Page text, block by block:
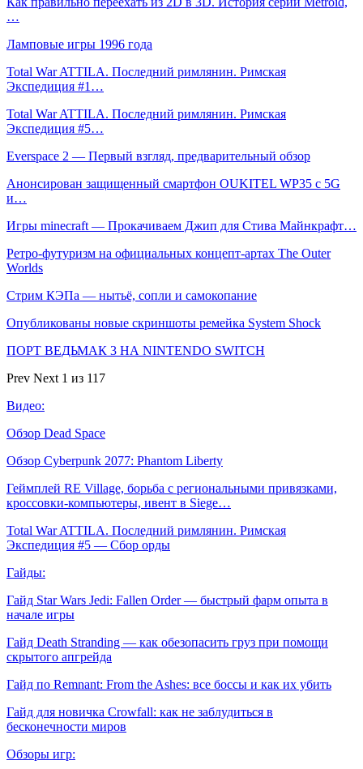
…
Ламповые игры 1996 года
Total War ATTILA. Последний римлянин. Римская
Экспедиция #1…
Total War ATTILA. Последний римлянин. Римская
Экспедиция #5…
Everspace 2 — Первый взгляд, предварительный обзор
Анонсирован защищенный смартфон OUKITEL WP35 с 5G
и…
Игры minecraft — Прокачиваем Джип для Стива Майнкрафт…
Ретро-футуризм на официальных концепт-артах The Outer
Worlds
Стрим КЭПа — нытьё, сопли и самокопание
Опубликованы новые скриншоты ремейка System Shock
ПОРТ ВЕДЬМАК 3 НА NINTENDO SWITCH
Prev Next 1 из 117
Видео:
Обзор Dead Space
Обзор Cyberpunk 2077: Phantom Liberty
Геймплей RE Village, борьба с региональными привязками,
кроссовки-компьютеры, ивент в Siege…
Total War ATTILA. Последний римлянин. Римская
Экспедиция #5 — Сбор орды
Гайды:
Гайд Star Wars Jedi: Fallen Order — быстрый фарм опыта в
начале игры
Гайд Death Stranding — как обезопасить груз при помощи
скрытого апгрейда
Гайд по Remnant: From the Ashes: все боссы и как их убить
Гайд для новичка Crowfall: как не заблудиться в
бесконечности миров
Обзоры игр: